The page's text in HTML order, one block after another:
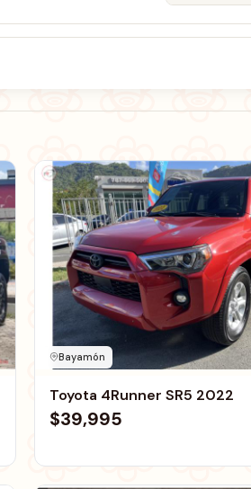
Bayamón
Toyota 4Runner SR5 2022
$39,995